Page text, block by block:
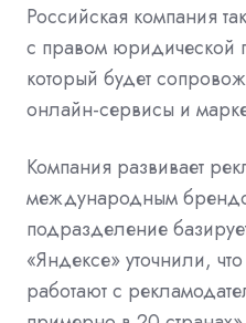
Российская компания
с правом юридической
который будет
онлайн-сервисы и
Компания развивает
международным
подразделение
«Яндексе» уточнили,
работают с